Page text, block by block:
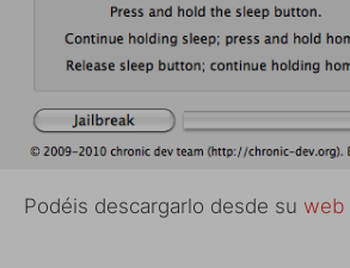
Podéis descargarlo desde su web